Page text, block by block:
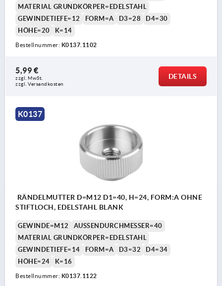
MATERIAL GRUNDKÖRPER=EDELSTAHL
GEWINDETIEFE=12
FORM=A D3=28
D4=30
HÖHE=20
K=14
Bestellnummer: K0137.1102
5,99 €
zzgl. MwSt.
zzgl. Versandkosten
DETAILS
K0137
RÄNDELMUTTER D=M12 D1=40, H=24, FORM:A OHNE
STIFTLOCH, EDELSTAHL BLANK
GEWINDE=M12
AUSSENDURCHMESSER=40
MATERIAL GRUNDKÖRPER=EDELSTAHL
GEWINDETIEFE=14
FORM=A D3=32
D4=34
HÖHE=24
K=16
Bestellnummer: K0137.1122